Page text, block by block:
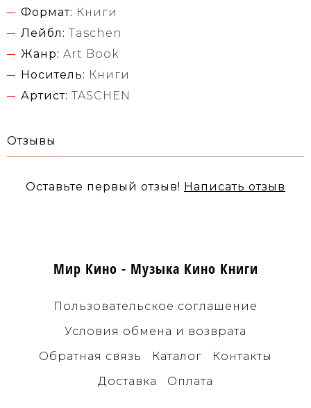
Формат: Книги
Лейбл: Taschen
Жанр: Art Book
Носитель: Книги
Артист: TASCHEN
Отзывы
Оставьте первый отзыв! Написать отзыв
Мир Кино - Музыка Кино Книги
Пользовательское соглашение
Условия обмена и возврата
Обратная связь
Каталог
Контакты
Доставка
Оплата